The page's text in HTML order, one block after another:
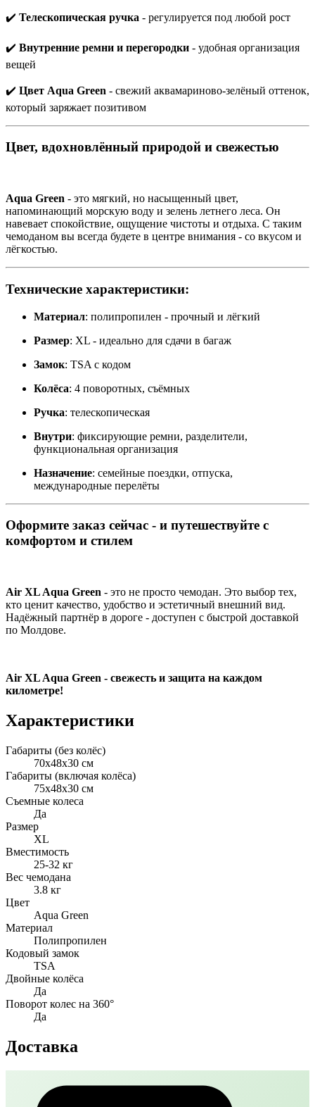
✔️ Телескопическая ручка - регулируется под любой рост
✔️ Внутренние ремни и перегородки - удобная организация
вещей
✔️ Цвет Aqua Green - свежий аквамариново-зелёный оттенок,
который заряжает позитивом
Цвет, вдохновлённый природой и свежестью
Aqua Green - это мягкий, но насыщенный цвет,
напоминающий морскую воду и зелень летнего леса. Он
навевает спокойствие, ощущение чистоты и отдыха. С таким
чемоданом вы всегда будете в центре внимания - со вкусом и
лёгкостью.
Технические характеристики:
Материал: полипропилен - прочный и лёгкий
Размер: XL - идеально для сдачи в багаж
Замок: TSA с кодом
Колёса: 4 поворотных, съёмных
Ручка: телескопическая
Внутри: фиксирующие ремни, разделители,
функциональная организация
Назначение: семейные поездки, отпуска,
международные перелёты
Оформите заказ сейчас - и путешествуйте с
комфортом и стилем
Air XL Aqua Green - это не просто чемодан. Это выбор тех,
кто ценит качество, удобство и эстетичный внешний вид.
Надёжный партнёр в дороге - доступен с быстрой доставкой
по Молдове.
Air XL Aqua Green - свежесть и защита на каждом
километре!
Характеристики
Габариты (без колёс)
70x48x30 см
Габариты (включая колёса)
75x48x30 см
Съемные колеса
Да
Размер
XL
Вместимость
25-32 кг
Вес чемодана
3.8 кг
Цвет
Aqua Green
Материал
Полипропилен
Кодовый замок
TSA
Двойные колёса
Да
Поворот колес на 360°
Да
Доставка